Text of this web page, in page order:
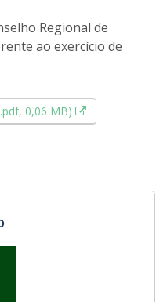
Regional de
ao exercício de
0,06 MB) Esse link abrirá